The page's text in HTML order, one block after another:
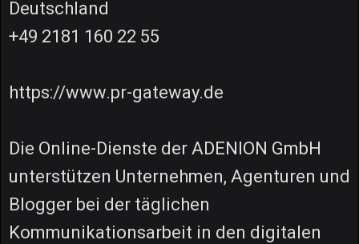
Deutschland
+49 2181 160 22 55
https://www.pr-gateway.de
Die Online-Dienste der ADENION GmbH
unterstützen Unternehmen, Agenturen und
Blogger bei der täglichen
Kommunikationsarbeit in den digitalen